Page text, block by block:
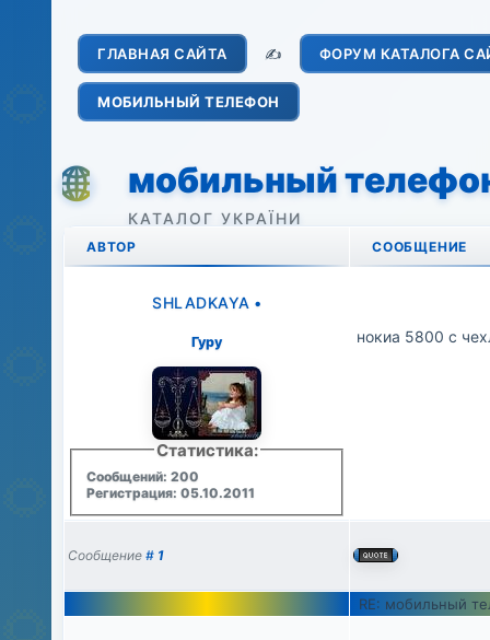
ГЛАВНАЯ САЙТА ✍️ ФОРУМ КАТАЛОГА
МОБИЛЬНЫЙ ТЕЛЕФОН
мобильный
АВТОР СООБЩЕНИЕ
SHLADKAYA •
Гуру
Статистика:
Сообщений: 200
Регистрация: 05.10.2011
нокиа 5800 с
Сообщение# 1
RE: мобильный